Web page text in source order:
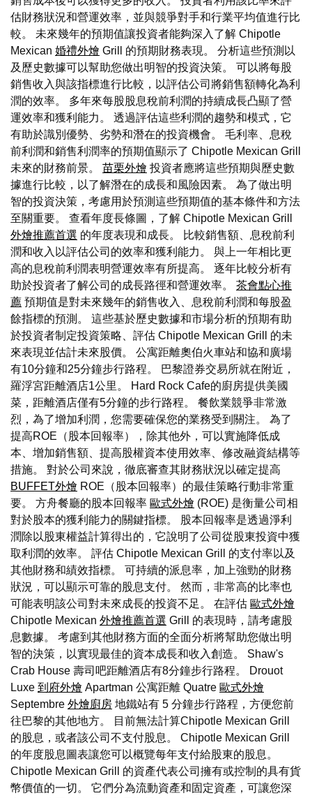
估財務狀況和營運效率，並與競爭對手和行業平均值進行比
較。 未來幾年的預期值讓投資者能夠深入了解 Chipotle
Mexican 婚禮外燴 Grill 的預期財務表現。 分析這些預測以
及歷史數據可以幫助您做出明智的投資決策。 可以將每股
銷售收入與該指標進行比較，以評估公司將銷售額轉化為利
潤的效率。 多年來每股股息稅前利潤的持續成長凸顯了營
運效率和獲利能力。 透過評估這些利潤的趨勢和模式，它
有助於識別優勢、劣勢和潛在的投資機會。 毛利率、息稅
前利潤和銷售利潤率的預期值顯示了 Chipotle Mexican Grill
未來的財務前景。 苗栗外燴 投資者應將這些預期與歷史數
據進行比較，以了解潛在的成長和風險因素。 為了做出明
智的投資決策，考慮用於預測這些預期值的基本條件和方法
至關重要。 查看年度長條圖，了解 Chipotle Mexican Grill
外燴推薦首選 的年度表現和成長。 比較銷售額、息稅前利
潤和收入以評估公司的效率和獲利能力。 與上一年相比更
高的息稅前利潤表明營運效率有所提高。 逐年比較分析有
助於投資者了解公司的成長路徑和營運效率。 茶會點心推
薦 預期值是對未來幾年的銷售收入、息稅前利潤和每股盈
餘指標的預測。 這些基於歷史數據和市場分析的預期有助
於投資者制定投資策略、評估 Chipotle Mexican Grill 的未
來表現並估計未來股價。 公寓距離奧伯火車站和協和廣場
有10分鐘和25分鐘步行路程。 巴黎證券交易所就在附近，
羅浮宮距離酒店1公里。 Hard Rock Cafe的廚房提供美國
菜，距離酒店僅有5分鐘的步行路程。 餐飲業競爭非常激
烈，為了增加利潤，您需要確保您的業務受到關注。 為了
提高ROE（股本回報率），除其他外，可以實施降低成
本、增加銷售額、提高股權資本使用效率、修改融資結構等
措施。 對於公司來說，徹底審查其財務狀況以確定提高
BUFFET外燴 ROE（股本回報率）的最佳策略行動非常重
要。 方舟餐廳的股本回報率 歐式外燴 (ROE) 是衡量公司相
對於股本的獲利能力的關鍵指標。 股本回報率是透過淨利
潤除以股東權益計算得出的，它說明了公司從股東投資中獲
取利潤的效率。 評估 Chipotle Mexican Grill 的支付率以及
其他財務和績效指標。 可持續的派息率，加上強勁的財務
狀況，可以顯示可靠的股息支付。 然而，非常高的比率也
可能表明該公司對未來成長的投資不足。 在評估 歐式外燴
Chipotle Mexican 外燴推薦首選 Grill 的表現時，請考慮股
息數據。 考慮到其他財務方面的全面分析將幫助您做出明
智的決策，以實現最佳的資本成長和收入創造。 Shaw's
Crab House 壽司吧距離酒店有8分鐘步行路程。 Drouot
Luxe 到府外燴 Apartman 公寓距離 Quatre 歐式外燴
Septembre 外燴廚房 地鐵站有 5 分鐘步行路程，方便您前
往巴黎的其他地方。 目前無法計算Chipotle Mexican Grill
的股息，或者該公司不支付股息。 Chipotle Mexican Grill
的年度股息圖表讓您可以概覽每年支付給股東的股息。
Chipotle Mexican Grill 的資產代表公司擁有或控制的具有貨
幣價值的一切。 它們分為流動資產和固定資產，可讓您深